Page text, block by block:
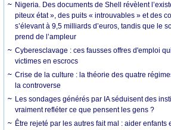
Nigeria. Des documents de Shell révèlent
piteux état », des puits « introuvables » et des
s’élevant à 9,5 milliards d’euros, tandis que le
prend de l’ampleur
Cyberesclavage : ces fausses offres d'emploi
victimes en escrocs
Crise de la culture : la théorie des quatre
la controverse
Les sondages générés par IA séduisent des
vraiment refléter ce que pensent les gens ?
Être rejeté par les autres fait mal : aider enfants